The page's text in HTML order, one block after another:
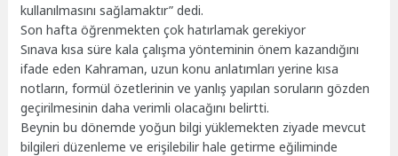
kullanılmasını sağlamaktır” dedi.
Son hafta öğrenmekten çok hatırlamak gerekiyor
Sınava kısa süre kala çalışma yönteminin önem kazandığını
ifade eden Kahraman, uzun konu anlatımları yerine kısa
notların, formül özetlerinin ve yanlış yapılan soruların gözden
geçirilmesinin daha verimli olacağını belirtti.
Beynin bu dönemde yoğun bilgi yüklemekten ziyade mevcut
bilgileri düzenleme ve erişilebilir hale getirme eğiliminde